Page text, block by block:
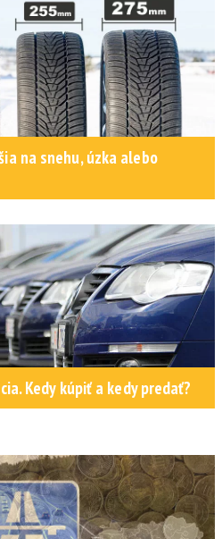
na snehu, úzka alebo
Kedy kúpiť a kedy predať?